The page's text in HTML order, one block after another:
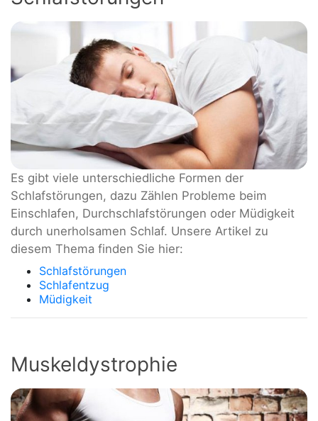
Es gibt viele unterschiedliche Formen der
Schlafstörungen, dazu Zählen Probleme beim
Einschlafen, Durchschlafstörungen oder Müdigkeit
durch unerholsamen Schlaf. Unsere Artikel zu
diesem Thema finden Sie hier:
Schlafstörungen
Schlafentzug
Müdigkeit
Muskeldystrophie